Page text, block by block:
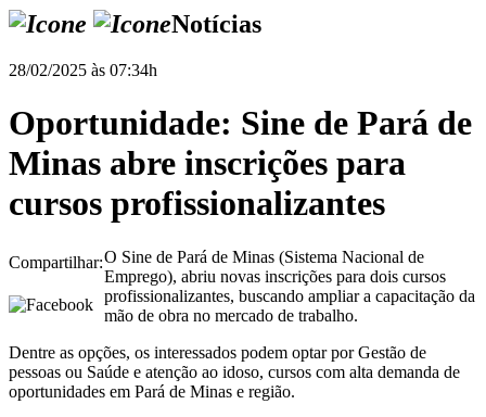
Notícias
28/02/2025 às 07:34h
Oportunidade: Sine de Pará de
Minas abre inscrições para
cursos profissionalizantes
Compartilhar:O Sine de Pará de Minas (Sistema Nacional de
Emprego), abriu novas inscrições para dois cursos
profissionalizantes, buscando ampliar a capacitação da
mão de obra no mercado de trabalho.
Dentre as opções, os interessados podem optar por Gestão de
pessoas ou Saúde e atenção ao idoso, cursos com alta demanda de
oportunidades em Pará de Minas e região.